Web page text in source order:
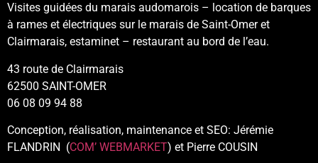
Visites guidées du marais audomarois – location de barques
à rames et électriques sur le marais de Saint-Omer et
Clairmarais, estaminet – restaurant au bord de l’eau.
43 route de Clairmarais
62500 SAINT-OMER
06 08 09 94 88
Conception, réalisation, maintenance et SEO: Jérémie
FLANDRIN (COM’ WEBMARKET) et Pierre COUSIN